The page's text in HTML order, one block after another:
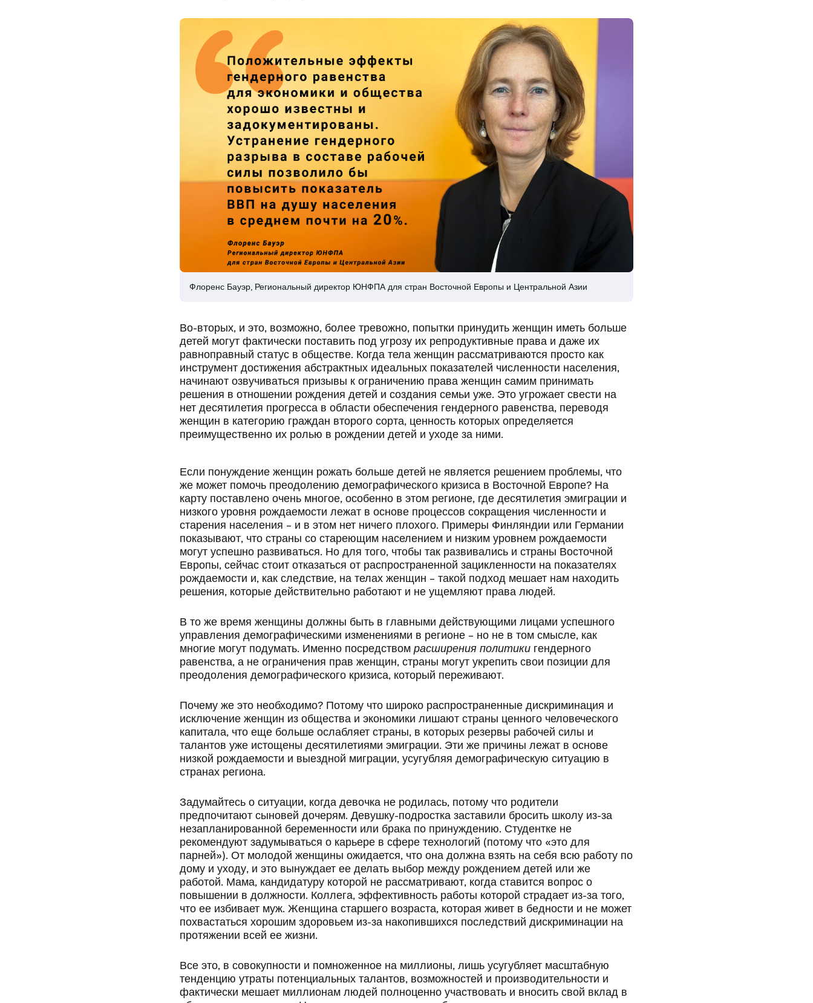
Флоренс Бауэр, Региональный директор ЮНФПА для стран Восточной Европы и Центральной Азии
Во-вторых, и это, возможно, более тревожно, попытки принудить женщин иметь больше
детей могут фактически поставить под угрозу их репродуктивные права и даже их
равноправный статус в обществе. Когда тела женщин рассматриваются просто как
инструмент достижения абстрактных идеальных показателей численности населения,
начинают озвучиваться призывы к ограничению права женщин самим принимать
решения в отношении рождения детей и создания семьи уже. Это угрожает свести на
нет десятилетия прогресса в области обеспечения гендерного равенства, переводя
женщин в категорию граждан второго сорта, ценность которых определяется
преимущественно их ролью в рождении детей и уходе за ними.
Если понуждение женщин рожать больше детей не является решением проблемы, что
же может помочь преодолению демографического кризиса в Восточной Европе? На
карту поставлено очень многое, особенно в этом регионе, где десятилетия эмиграции и
низкого уровня рождаемости лежат в основе процессов сокращения численности и
старения населения – и в этом нет ничего плохого. Примеры Финляндии или Германии
показывают, что страны со стареющим населением и низким уровнем рождаемости
могут успешно развиваться. Но для того, чтобы так развивались и страны Восточной
Европы, сейчас стоит отказаться от распространенной зацикленности на показателях
рождаемости и, как следствие, на телах женщин – такой подход мешает нам находить
решения, которые действительно работают и не ущемляют права людей.
В то же время женщины должны быть в главными действующими лицами успешного
управления демографическими изменениями в регионе – но не в том смысле, как
многие могут подумать. Именно посредством расширения политики гендерного
равенства, а не ограничения прав женщин, страны могут укрепить свои позиции для
преодоления демографического кризиса, который переживают.
Почему же это необходимо? Потому что широко распространенные дискриминация и
исключение женщин из общества и экономики лишают страны ценного человеческого
капитала, что еще больше ослабляет страны, в которых резервы рабочей силы и
талантов уже истощены десятилетиями эмиграции. Эти же причины лежат в основе
низкой рождаемости и выездной миграции, усугубляя демографическую ситуацию в
странах региона.
Задумайтесь о ситуации, когда девочка не родилась, потому что родители
предпочитают сыновей дочерям. Девушку-подростка заставили бросить школу из-за
незапланированной беременности или брака по принуждению. Студентке не
рекомендуют задумываться о карьере в сфере технологий (потому что «это для
парней»). От молодой женщины ожидается, что она должна взять на себя всю работу по
дому и уходу, и это вынуждает ее делать выбор между рождением детей или же
работой. Мама, кандидатуру которой не рассматривают, когда ставится вопрос о
повышении в должности. Коллега, эффективность работы которой страдает из-за того,
что ее избивает муж. Женщина старшего возраста, которая живет в бедности и не может
похвастаться хорошим здоровьем из-за накопившихся последствий дискриминации на
протяжении всей ее жизни.
Все это, в совокупности и помноженное на миллионы, лишь усугубляет масштабную
тенденцию утраты потенциальных талантов, возможностей и производительности и
фактически мешает миллионам людей полноценно участвовать и вносить свой вклад в